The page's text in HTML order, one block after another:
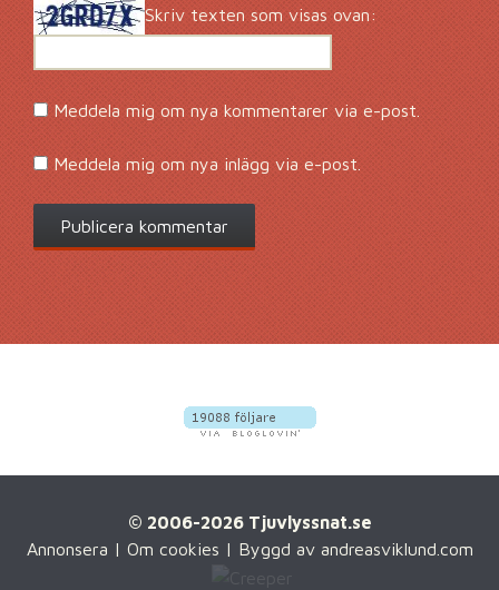
Skriv texten som visas ovan:
Meddela mig om nya kommentarer via e-post.
Meddela mig om nya inlägg via e-post.
© 2006-2026 Tjuvlyssnat.se
Annonsera | Om cookies | Byggd av andreasviklund.com